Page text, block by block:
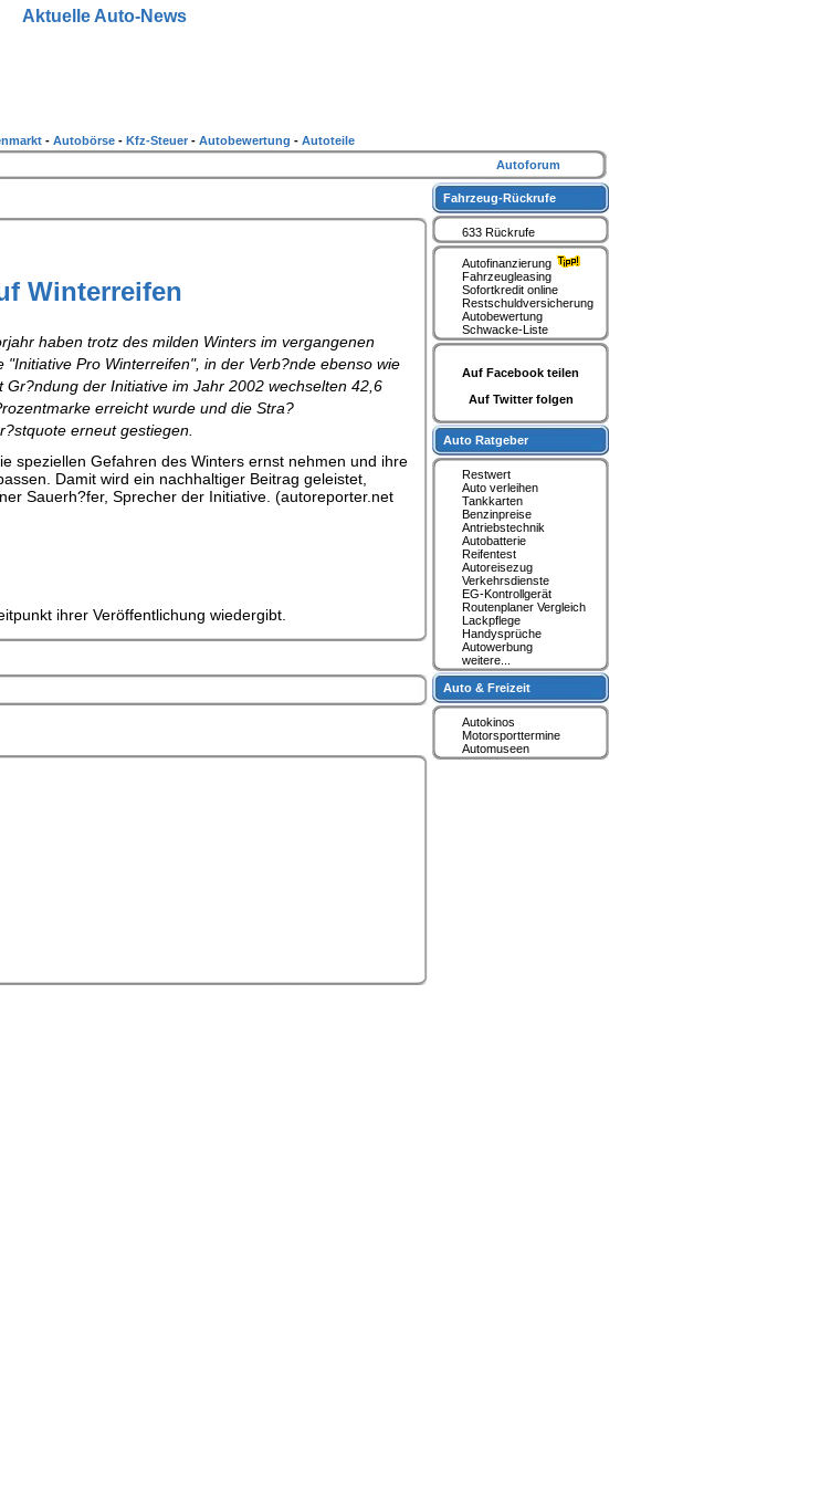
Winterreifen
haben trotz des milden Winters im vergangenen
Pro Winterreifen", in der Verb?nde ebenso wie
der Initiative im Jahr 2002 wechselten 42,6
erreicht wurde und die Stra?
erneut gestiegen.
speziellen Gefahren des Winters ernst nehmen und ihre
Damit wird ein nachhaltiger Beitrag geleistet,
Sauerh?fer, Sprecher der Initiative. (autoreporter.net
ihrer Veröffentlichung wiedergibt.
Fahrzeug-Rückrufe
633 Rückrufe
Autofinanzierung
Fahrzeugleasing
Sofortkredit online
Restschuldversicherung
Autobewertung
Schwacke-Liste
Auf Facebook teilen
Auf Twitter folgen
Auto Ratgeber
Restwert
Auto verleihen
Tankkarten
Benzinpreise
Antriebstechnik
Autobatterie
Reifentest
Autoreisezug
Verkehrsdienste
EG-Kontrollgerät
Routenplaner Vergleich
Lackpflege
Handysprüche
Autowerbung
weitere...
Auto & Freizeit
Autokinos
Motorsporttermine
Automuseen
Aktuelle Auto-News
- Autobörse - Kfz-Steuer - Autobewertung - Autoteile
Autoforum